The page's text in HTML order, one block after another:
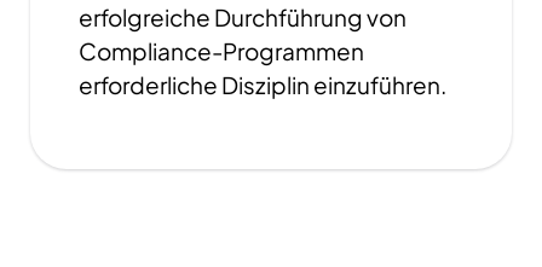
erfolgreiche Durchführung von
Compliance-Programmen
erforderliche Disziplin einzuführen.